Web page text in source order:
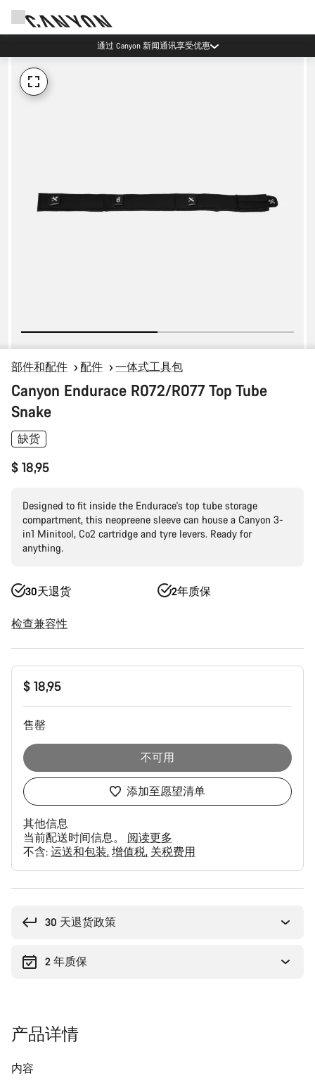
通过 Canyon 新闻通讯享受优惠
部件和配件 配件 一体式工具包
Canyon Endurace R072/R077 Top Tube
Snake
缺货
$ 18,95
Designed to fit inside the Endurace's top tube storage
compartment, this neopreene sleeve can house a Canyon 3-
in1 Minitool, Co2 cartridge and tyre levers. Ready for
anything.
30天退货 2年质保
检查兼容性
产
$ 18,95
售罄
不可用
添加至愿望清单
其他信息
当前配送时间信息。 阅读更多
不含: 运送和包装 增值税 关税费用
30 天退货政策
2 年质保
产品详情
内容